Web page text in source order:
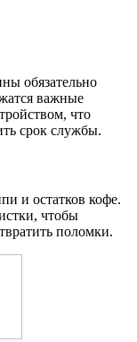
обязательно
важные
что
срок службы.
и остатков кофе.
чтобы
поломки.